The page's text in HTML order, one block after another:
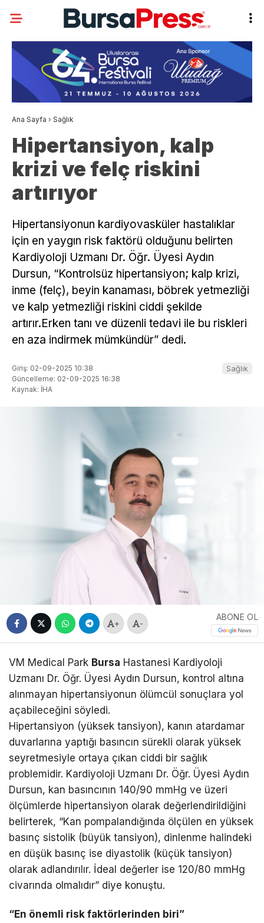
Ana Sayfa › Sağlık
Hipertansiyon, kalp
krizi ve felç riskini
artırıyor
Hipertansiyonun kardiyovasküler hastalıklar
için en yaygın risk faktörü olduğunu belirten
Kardiyoloji Uzmanı Dr. Öğr. Üyesi Aydın
Dursun, “Kontrolsüz hipertansiyon; kalp krizi,
inme (felç), beyin kanaması, böbrek yetmezliği
ve kalp yetmezliği riskini ciddi şekilde
artırır.Erken tanı ve düzenli tedavi ile bu riskleri
en aza indirmek mümkündür” dedi.
Giriş: 02-09-2025 10:38
Güncelleme: 02-09-2025 16:38
Kaynak: İHA
Sağlık
+ -
ABONE OL
VM Medical Park Bursa Hastanesi Kardiyoloji
Uzmanı Dr. Öğr. Üyesi Aydın Dursun, kontrol altına
alınmayan hipertansiyonun ölümcül sonuçlara yol
açabileceğini söyledi.
Hipertansiyon (yüksek tansiyon), kanın atardamar
duvarlarına yaptığı basıncın sürekli olarak yüksek
seyretmesiyle ortaya çıkan ciddi bir sağlık
problemidir. Kardiyoloji Uzmanı Dr. Öğr. Üyesi Aydın
Dursun, kan basıncının 140/90 mmHg ve üzeri
ölçümlerde hipertansiyon olarak değerlendirildiğini
belirterek, “Kan pompalandığında ölçülen en yüksek
basınç sistolik (büyük tansiyon), dinlenme halindeki
en düşük basınç ise diyastolik (küçük tansiyon)
olarak adlandırılır. İdeal değerler ise 120/80 mmHg
civarında olmalıdır” diye konuştu.
“En önemli risk faktörlerinden biri”